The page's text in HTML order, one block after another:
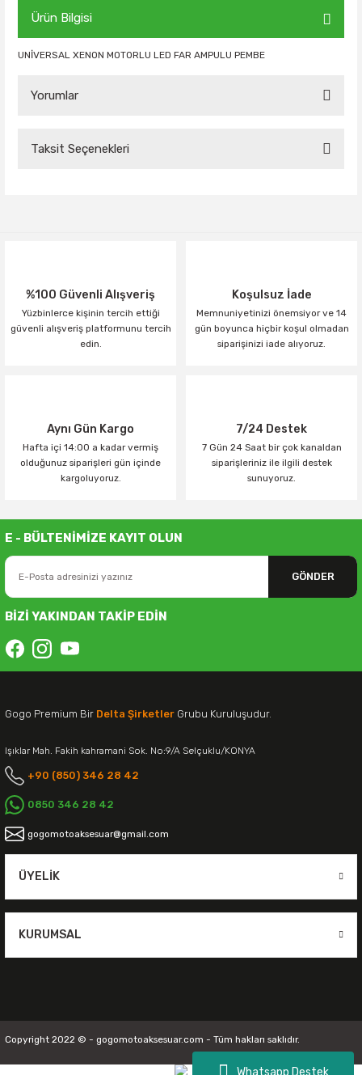
Whatsapp Destek
Ürün Bilgisi
UNİVERSAL XENON MOTORLU LED FAR AMPULU PEMBE
Yorumlar
Taksit Seçenekleri
%100 Güvenli Alışveriş
Yüzbinlerce kişinin tercih ettiği
güvenli alışveriş platformunu tercih
edin.
Koşulsuz İade
Memnuniyetinizi önemsiyor ve 14
gün boyunca hiçbir koşul olmadan
siparişinizi iade alıyoruz.
Aynı Gün Kargo
Hafta içi 14:00 a kadar vermiş
olduğunuz siparişleri gün içinde
kargoluyoruz.
7/24 Destek
7 Gün 24 Saat bir çok kanaldan
siparişleriniz ile ilgili destek
sunuyoruz.
E - BÜLTENİMİZE KAYIT OLUN
GÖNDER
BİZİ YAKINDAN TAKİP EDİN
Gogo Premium Bir Delta Şirketler Grubu Kuruluşudur.
Işıklar Mah. Fakih kahramani Sok. No:9/A Selçuklu/KONYA
+90 (850) 346 28 42
0850 346 28 42
gogomotoaksesuar@gmail.com
ÜYELIK
KURUMSAL
Copyright 2022 © - gogomotoaksesuar.com - Tüm hakları saklıdır.